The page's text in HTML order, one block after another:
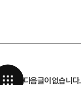
다음글이 없습니다.